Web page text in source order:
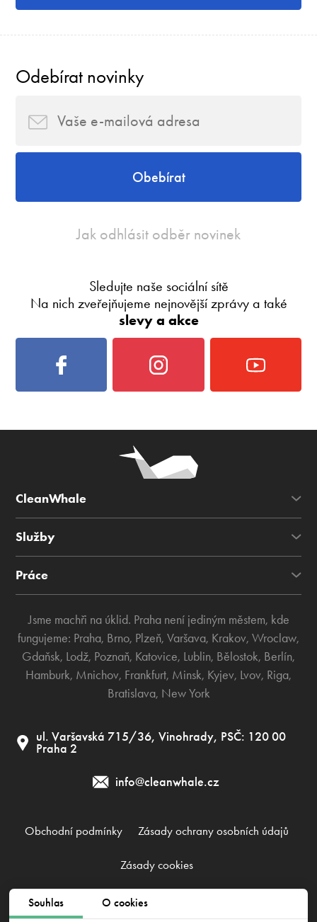
Souhlas O cookies
Odebírat novinky
Obebírat
Jak odhlásit odběr novinek
Sledujte naše sociální sítě
Na nich zveřejňujeme nejnovější zprávy a také
slevy a akce
CleanWhale
Služby
Práce
Jsme machři na úklid. Praha není jediným městem, kde
fungujeme: Praha, Brno, Plzeň, Varšava, Krakov, Wroclaw,
Gdaňsk, Lodž, Poznaň, Katovice, Lublin, Bělostok, Berlín,
Hamburk, Mnichov, Frankfurt, Minsk, Kyjev, Lvov, Riga,
Bratislava, New York
ul. Varšavská 715/36, Vinohrady, PSČ: 120 00
Praha 2
info@cleanwhale.cz
Obchodní podmínky Zásady ochrany osobních údajů
Zásady cookies